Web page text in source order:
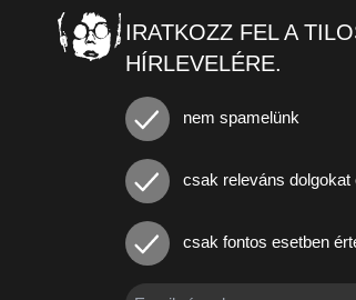
IRATKOZZ FEL A
HÍRLEVELÉRE.
nem spamelünk
csak releváns
csak fontos esetben